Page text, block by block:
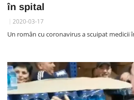
în spital
2020-03-17
Un român cu coronavirus a scuipat medicii